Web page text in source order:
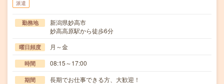
派遣
勤務地
新潟県妙高市
妙高高原駅から徒歩6分
曜日頻度 月～金
時間 08:15～17:00
期間 長期でお仕事できる方、大歓迎！